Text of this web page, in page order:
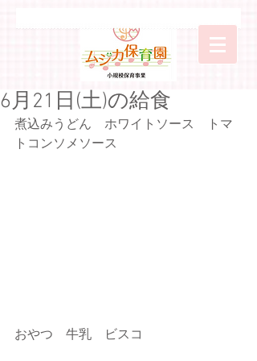
6月21日(土)の給食
煮込みうどん　ホワイトソース　トマ
トコンソメソース
おやつ　牛乳　ビスコ